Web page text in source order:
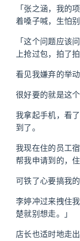
「张之涵，我的
着嗓子喊，生怕
「这个问题应该
上抢过包，拍了拍
看见我嫌弃的举
很好要的就是这个
我拿起手机，看
到了。
我现在住的员工
帮我申请到的，
可铁了心要搞我
李婷冲过来拽住
楚就别想走。」
店长也适时地走